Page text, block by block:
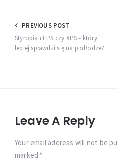
Nawigacja
wpisu
PREVIOUS POST
Styropian EPS czy XPS – który
lepiej sprawdzi się na podłodze?
Leave A Reply
Your email address will not be
marked *